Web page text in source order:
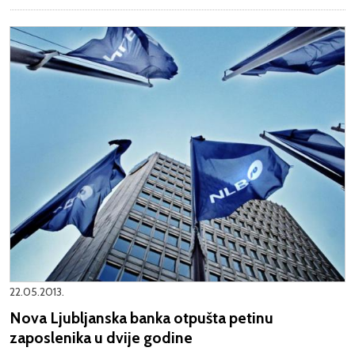
22.05.2013.
Nova Ljubljanska banka otpušta petinu
zaposlenika u dvije godine